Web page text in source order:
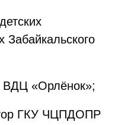
Забайкальского
ВДЦ «Орлёнок»;
ГКУ ЧЦПДОПР